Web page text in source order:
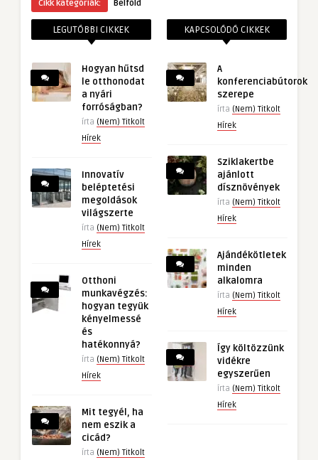
Cikk kategóriák:
Belföld
LEGUTÓBBI CIKKEK
Hogyan hűtsd
le otthonodat
a nyári
forróságban?
írta (Nem) Titkolt
Hírek
Innovatív
beléptetési
megoldások
világszerte
írta (Nem) Titkolt
Hírek
Otthoni
munkavégzés:
hogyan tegyük
kényelmessé
és
hatékonnyá?
írta (Nem) Titkolt
Hírek
Mit tegyél, ha
nem eszik a
cicád?
írta (Nem) Titkolt
KAPCSOLÓDÓ CIKKEK
A
konferenciabútorok
szerepe
írta (Nem) Titkolt
Hírek
Sziklakertbe
ajánlott
dísznövények
írta (Nem) Titkolt
Hírek
Ajándékötletek
minden
alkalomra
írta (Nem) Titkolt
Hírek
Így költözzünk
vidékre
egyszerűen
írta (Nem) Titkolt
Hírek